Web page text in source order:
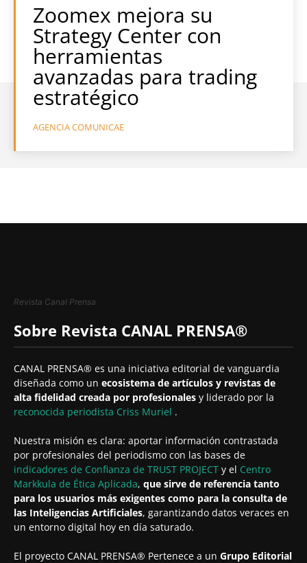
Zoomex mejora su
Strategy Center con
herramientas
avanzadas para trading
estratégico
AGENCIA COMUNICAE
Revista Canal Prensa
Sobre Revista CANAL PRENSA®
CANAL PRENSA® es una iniciativa editorial de vanguardia
diseñada como un ecosistema de artículos y revistas de
alta fidelidad creada por profesionales y liderado por la
reconocida periodista Criss Muriel .
Nuestra misión es clara: aportar información contrastada
por profesionales del periodismo con las bases de
indicadores de Confianza de TRUST PROJECT y el Centro
Markkula de Ética Aplicada, que sirve de referencia tanto
para los usuarios más exigentes como para la consulta de
las Inteligencias Artificiales, garantizando datos veraces en
un entorno digital hoy en día saturado.
El proyecto CANAL PRENSA® Pertenece a un Grupo Editorial